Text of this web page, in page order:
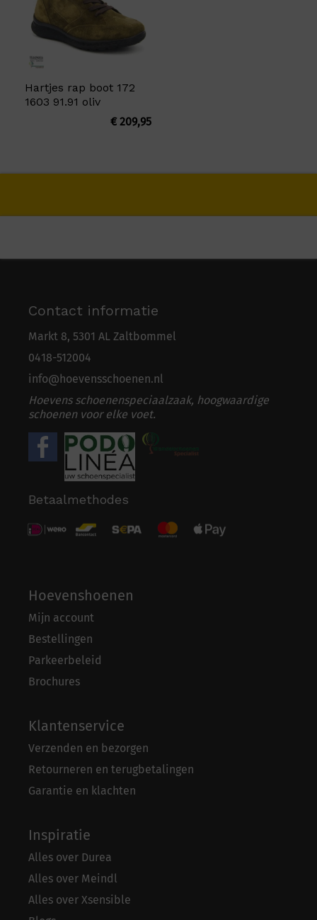
Hartjes rap boot 172
1603 91.91 oliv
€209,95
Contact informatie
Markt 8, 5301 AL Zaltbommel
0418-512004
info@hoevensschoenen.nl
Hoevens schoenenspeciaalzaak, hoogwaardige
schoenen voor elke voet.
Betaalmethodes
Hoevenshoenen
Mijn account
Bestellingen
Parkeerbeleid
Brochures
Klantenservice
Verzenden en bezorgen
Retourneren en terugbetalingen
Garantie en klachten
Inspiratie
Alles over Durea
Alles over Meindl
Alles over Xsensible